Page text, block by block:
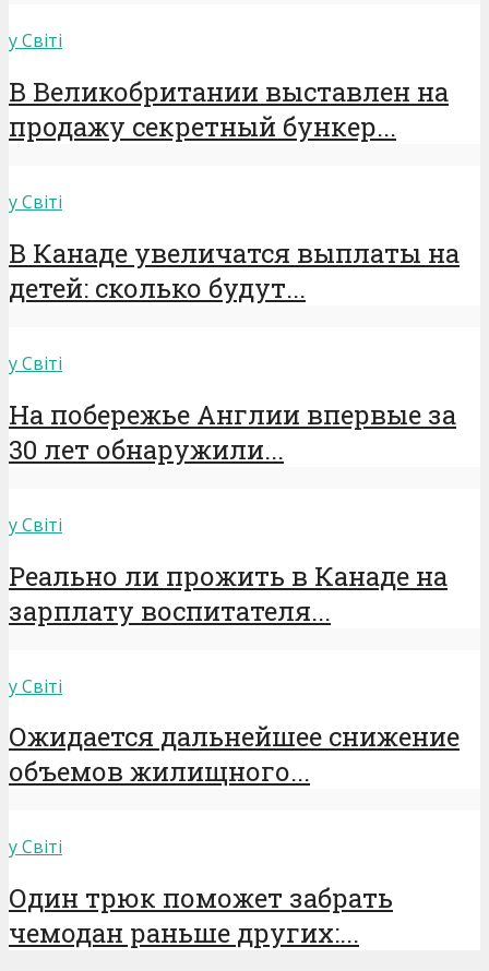
у Світі
В Великобритании выставлен на
продажу секретный бункер...
у Світі
В Канаде увеличатся выплаты на
детей: сколько будут...
у Світі
На побережье Англии впервые за
30 лет обнаружили...
у Світі
Реально ли прожить в Канаде на
зарплату воспитателя...
у Світі
Ожидается дальнейшее снижение
объемов жилищного...
у Світі
Один трюк поможет забрать
чемодан раньше других:...